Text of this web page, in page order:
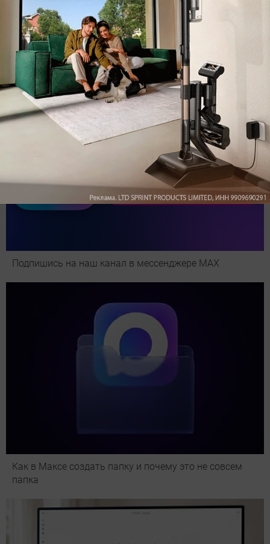
Обзор вертикального пылесоса Dreame Z40 AquaCycle
Pro: гибкий подход к уборке
Подпишись на наш канал в мессенджере МАХ
Как в Максе создать папку и почему это не совсем
папка